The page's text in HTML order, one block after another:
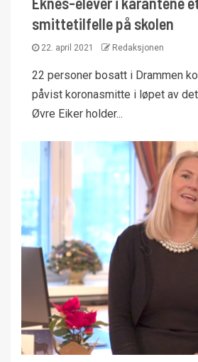
smittetilfelle på skolen
22. april 2021 Redaksjonen
22 personer bosatt i Drammen
påvist koronasmitte i løpet av
Øvre Eiker holder...